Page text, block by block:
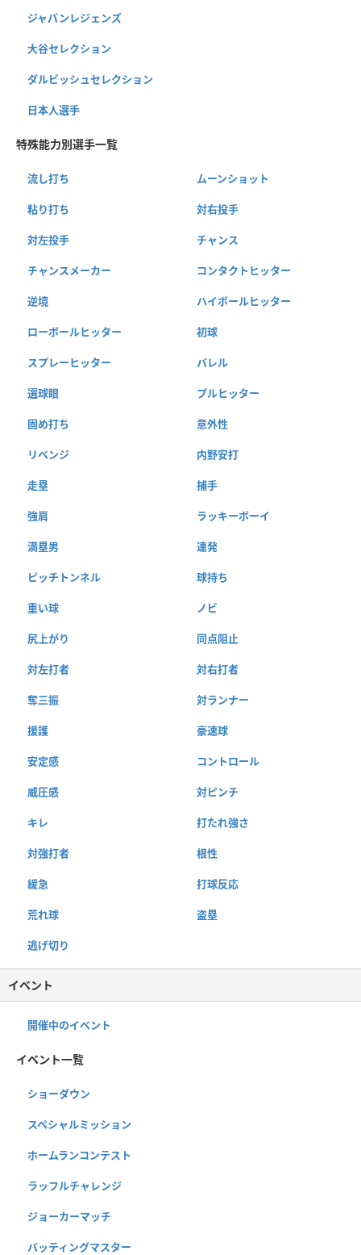
ジャパンレジェンズ
大谷セレクション
ダルビッシュセレクション
日本人選手
特殊能力別選手一覧
流し打ち ムーンショット
粘り打ち 対右投手
対左投手 チャンス
チャンスメーカー コンタクトヒッター
逆境 ハイボールヒッター
ローボールヒッター 初球
スプレーヒッター バレル
選球眼 プルヒッター
固め打ち 意外性
リベンジ 内野安打
走塁 捕手
強肩 ラッキーボーイ
満塁男 連発
ピッチトンネル 球持ち
重い球 ノビ
尻上がり 同点阻止
対左打者 対右打者
奪三振 対ランナー
援護 豪速球
安定感 コントロール
威圧感 対ピンチ
キレ 打たれ強さ
対強打者 根性
緩急 打球反応
荒れ球 盗塁
逃げ切り
イベント
開催中のイベント
イベント一覧
ショーダウン
スペシャルミッション
ホームランコンテスト
ラッフルチャレンジ
ジョーカーマッチ
バッティングマスター